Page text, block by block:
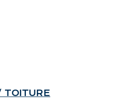
TOITURE